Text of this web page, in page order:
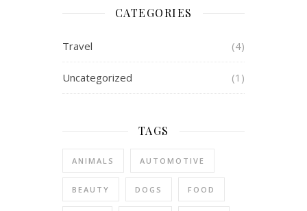
CATEGORIES
Travel (4)
Uncategorized (1)
TAGS
ANIMALS AUTOMOTIVE
BEAUTY DOGS FOOD